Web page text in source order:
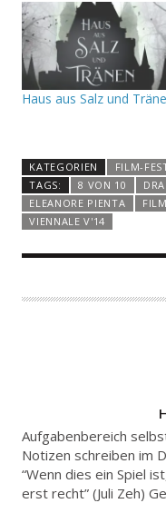
Haus aus Salz und
KATEGORIEN
FILM-
TAGS:
8 VON 10
ELEANORE PIENTA
VIENNALE V'14
U
T
O
R
Aufgabenbereich
Notizen schreiben im
“Wenn dies ein Spiel
erst recht” (Juli Zeh)